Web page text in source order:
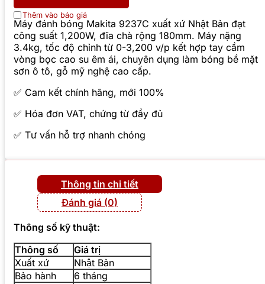
Thêm vào báo giá
Máy đánh bóng Makita 9237C xuất xứ Nhật Bản đạt
công suất 1,200W, đĩa chà rộng 180mm. Máy nặng
3.4kg, tốc độ chỉnh từ 0-3,200 v/p kết hợp tay cầm
vòng bọc cao su êm ái, chuyên dụng làm bóng bề mặt
sơn ô tô, gỗ mỹ nghệ cao cấp.
✅ Cam kết chính hãng, mới 100%
✅ Hóa đơn VAT, chứng từ đầy đủ
✅ Tư vấn hỗ trợ nhanh chóng
Thông tin chi tiết
Đánh giá (0)
Thông số kỹ thuật:
Thông số
Giá trị
Xuất xứ
Nhật Bản
Bảo hành
6 tháng